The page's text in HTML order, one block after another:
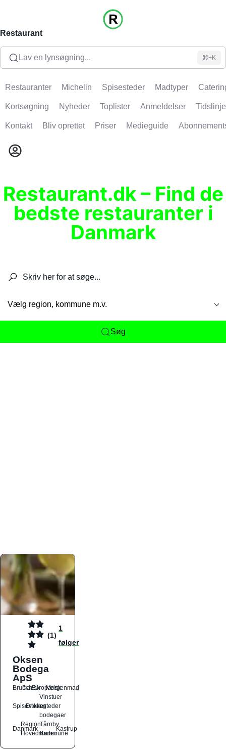
Restaurant
Lav en lynsøgning... ⌘+K
Restauranter Michelin Spisesteder Madtyper
Kortsøgning Nyheder Toplister Anmeldelser Tidslinje
Kontakt Bliv oprettet Priser Medieguide
Restaurant.dk – Find de
bedste restauranter i
Danmark
Vælg region, kommune m.v.
Søg
(1)
1
følger
Oksen
Bodega
ApS
Brunch
DanskEuropæiskMorgenmad
Spisesteder
Drikkesteder
Vinstuer
og
bodegaer
Danmark
Region
Hovedstaden
Tårnby
Kommune
Kastrup